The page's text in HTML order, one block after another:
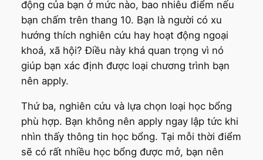
động của bạn ở mức nào, bao nhiêu điểm nếu
bạn chấm trên thang 10. Bạn là người có xu
hướng thích nghiên cứu hay hoạt động ngoại
khoá, xã hội? Điều này khá quan trọng vì nó
giúp bạn xác định được loại chương trình bạn
nên apply.
Thứ ba, nghiên cứu và lựa chọn loại học bổng
phù hợp. Bạn không nên apply ngay lập tức khi
nhìn thấy thông tin học bổng. Tại mỗi thời điểm
sẽ có rất nhiều học bổng được mở, bạn nên